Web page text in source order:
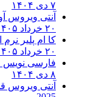
۷ دی ۱۴۰۴
آنتی ویروس
۲۰ خرداد ۱۴۰۵
کا ام پلیر
۲۰ خرداد ۱۴۰۵
فارسی نویس
۸ دی ۱۴۰۴
آنتی ویروس